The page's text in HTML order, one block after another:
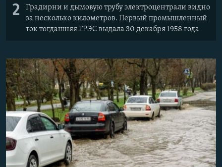
2
Градирни и дымовую трубу электроцентрали видно
за несколько километров. Первый промышленный
ток тогдашняя ГРЭС выдала 30 декабря 1958 года